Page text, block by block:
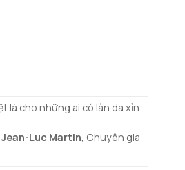
là cho những ai có làn da xỉn
Luc Martin, Chuyên gia